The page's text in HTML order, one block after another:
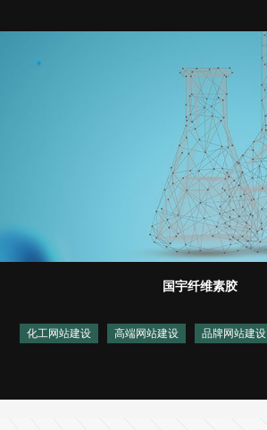
国宇纤维素胶
化工网站建设 高端网站建设 品牌网站建设